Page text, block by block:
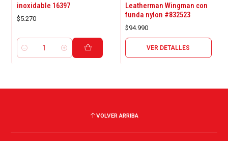
inoxidable 16397
$5.270
Cantidad
Leatherman Wingman con
funda nylon #832523
$94.990
VER DETALLES
VOLVER ARRIBA